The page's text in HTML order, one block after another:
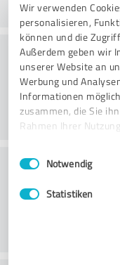
Wir verwenden
personalisieren,
können und die
Außerdem geben wir
unserer Website an
Werbung und
Informationen
zusammen, die Sie
Rahmen Ihrer
Impressum
Einwilligungsauswahl
Notwendig
Statistiken